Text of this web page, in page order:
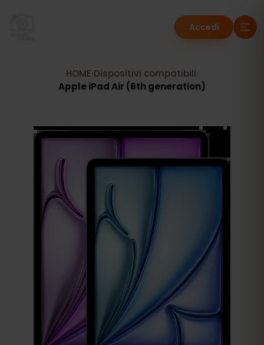
Accedi
HOME Dispositivi compatibili
Apple iPad Air (6th generation)